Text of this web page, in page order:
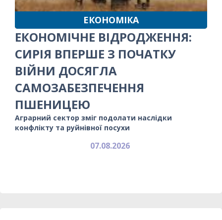
ЕКОНОМІКА
ЕКОНОМІЧНЕ ВІДРОДЖЕННЯ:
СИРІЯ ВПЕРШЕ З ПОЧАТКУ
ВІЙНИ ДОСЯГЛА
САМОЗАБЕЗПЕЧЕННЯ
ПШЕНИЦЕЮ
Аграрний сектор зміг подолати наслідки
конфлікту та руйнівної посухи
07.08.2026